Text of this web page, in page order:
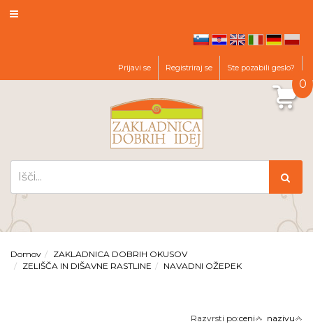
de pl
Prijavi se Registriraj se Ste pozabili geslo?
0
Domov
ZAKLADNICA DOBRIH OKUSOV
ZELIŠČA IN DIŠAVNE RASTLINE
NAVADNI OŽEPEK
Razvrsti po:ceni nazivu